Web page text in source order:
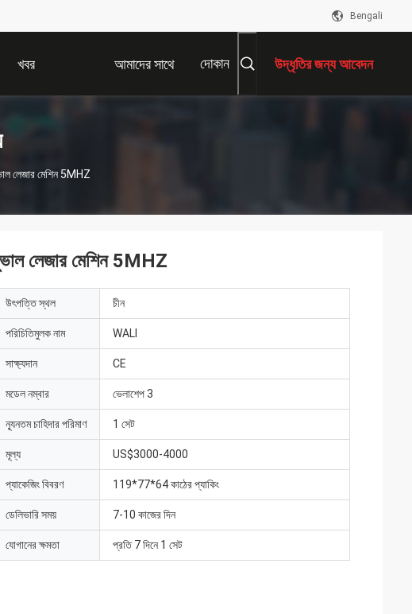
Bengali
খবর আমাদের সাথে দোকান উদ্ধৃতির জন্য আবেদন
লেজার মেশিন 5MHZ
লেজার মেশিন 5MHZ
উৎপত্তি স্থল চীন
পরিচিতিমুলক নাম WALI
সাক্ষ্যদান CE
মডেল নম্বার ভেলাশেপ 3
ন্যূনতম চাহিদার পরিমাণ 1 সেট
মূল্য US$3000-4000
প্যাকেজিং বিবরণ 119*77*64 কাঠের প্যাকিং
ডেলিভারি সময় 7-10 কাজের দিন
যোগানের ক্ষমতা প্রতি 7 দিনে 1 সেট